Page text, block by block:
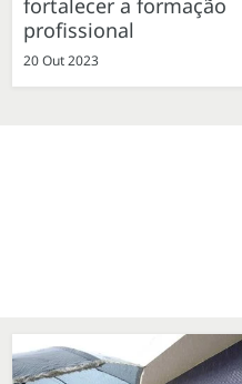
profissional
20 Out 2023